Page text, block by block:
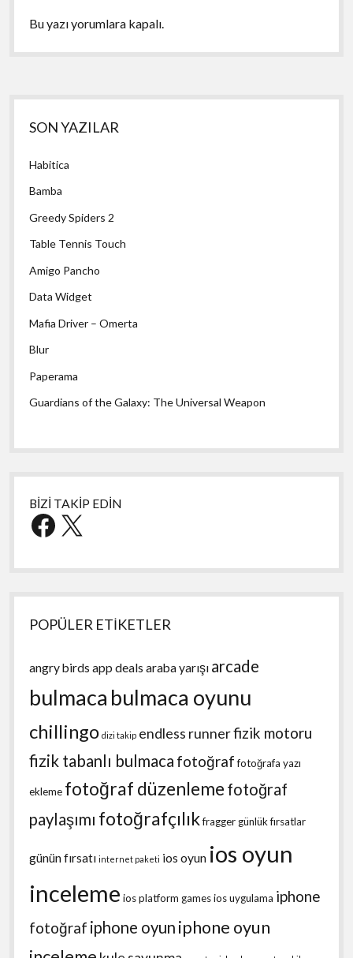
Bu yazı yorumlara kapalı.
Yan
Menü
SON YAZILAR
Habitica
Bamba
Greedy Spiders 2
Table Tennis Touch
Amigo Pancho
Data Widget
Mafia Driver – Omerta
Blur
Paperama
Guardians of the Galaxy: The Universal Weapon
BİZİ TAKİP EDİN
Facebook
X
POPÜLER ETİKETLER
angry birds app deals araba yarışı arcade
bulmaca bulmaca oyunu
chillingo dizi takip endless runnerfizik motoru
fizik tabanlı bulmaca fotoğraf fotoğrafa yazı
ekleme fotoğraf düzenleme fotoğraf
paylaşımı fotoğrafçılıkfraggergünlük fırsatlar
günün fırsatı internet paketi ios oyun ios oyun
inceleme ios platform gamesios uygulama iphone
fotoğraf iphone oyun iphone oyun